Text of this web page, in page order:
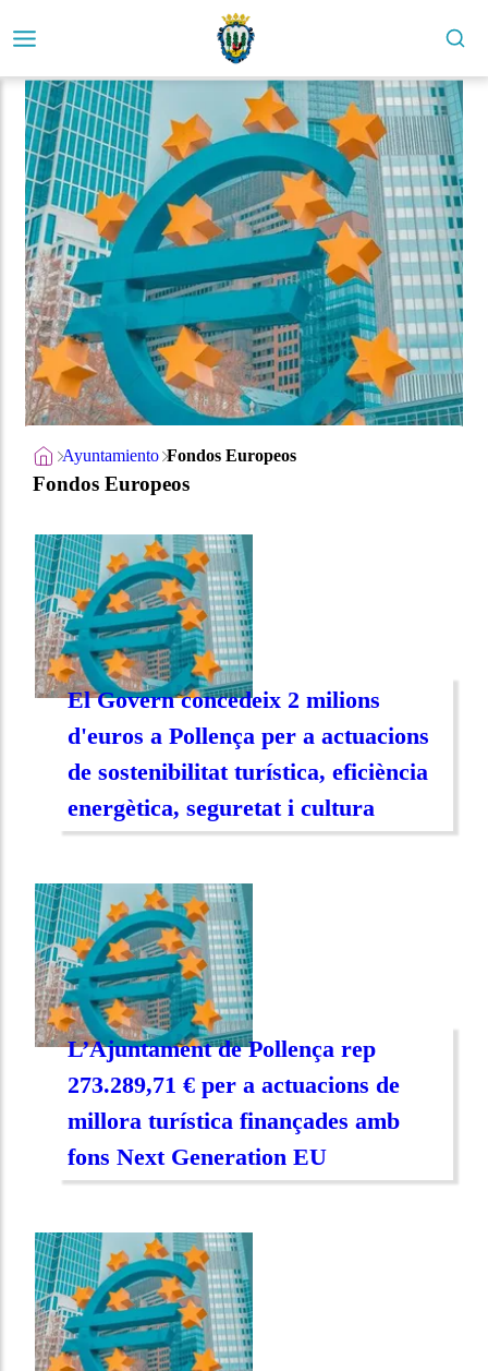
Ayuntamiento Fondos Europeos
Fondos Europeos
El Govern concedeix 2 milions
d'euros a Pollença per a actuacions
de sostenibilitat turística, eficiència
energètica, seguretat i cultura
L’Ajuntament de Pollença rep
273.289,71 € per a actuacions de
millora turística finançades amb
fons Next Generation EU